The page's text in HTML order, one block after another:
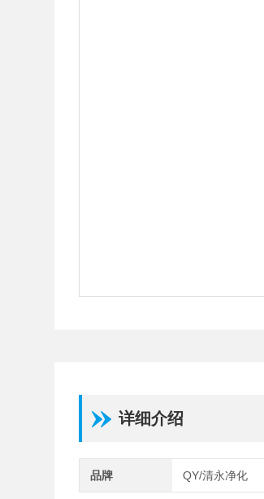
详细介绍
品牌 QY/清永净化